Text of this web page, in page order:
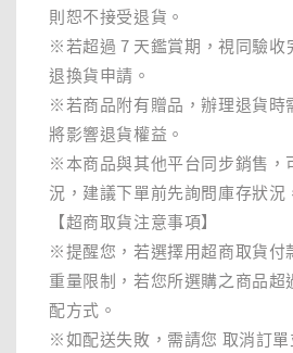
則恕不接受退貨。
※若超過 7 天鑑賞期，視同驗收
退換貨申請。
※若商品附有贈品，辦理退貨時
將影響退貨權益。
※本商品與其他平台同步銷售，
況，建議下單前先詢問庫存狀況
【超商取貨注意事項】
※提醒您，若選擇用超商取貨付
重量限制，若您所選購之商品超
配方式。
※如配送失敗，需請您 取消訂